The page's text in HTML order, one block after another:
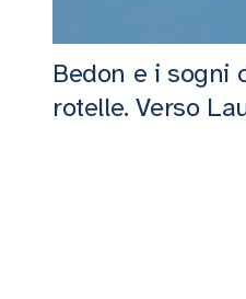
Bedon e i sogni
rotelle. Verso